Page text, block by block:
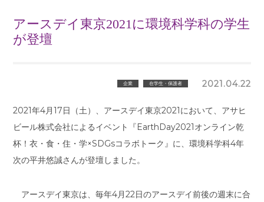
アースデイ東京2021に環境科学科の学生
が登壇
企業 在学生・保護者 2021.04.22
2021年4月17日（土）、アースデイ東京2021において、アサヒ
ビール株式会社によるイベント『EarthDay2021オンライン乾
杯！衣・食・住・学×SDGsコラボトーク』に、環境科学科4年
次の平井悠誠さんが登壇しました。
アースデイ東京は、毎年4月22日のアースデイ前後の週末に合